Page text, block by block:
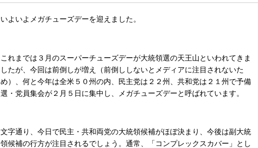
いよいよメガチューズデーを迎えました。
これまでは３月のスーパーチューズデーが大統領選の天王山といわれてきま
したが、今回は前倒しが増え（前倒ししないとメディアに注目されないた
め）、何と今年は全米５０州の内、民主党は２２州、共和党は２１州で予備
選・党員集会が２月５日に集中し、メガチューズデーと呼ばれています。
文字通り、今日で民主・共和両党の大統領候補がほぼ決まり、今後は副大統
領候補の行方が注目されるでしょう。通常、「コンプレックスカバー」とし